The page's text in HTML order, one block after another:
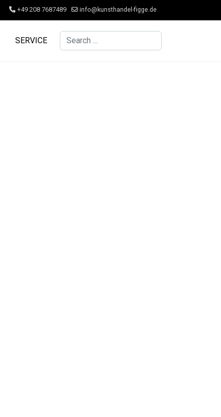
+49 208 7687489 info@kunsthandel-figge.de
SERVICE Search